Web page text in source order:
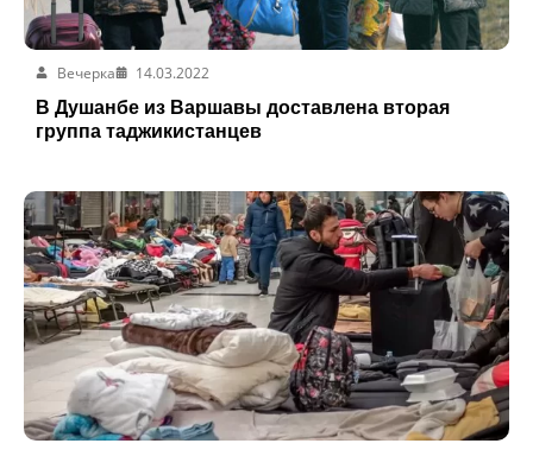
Вечерка
14.03.2022
В Душанбе из Варшавы доставлена вторая
группа таджикистанцев